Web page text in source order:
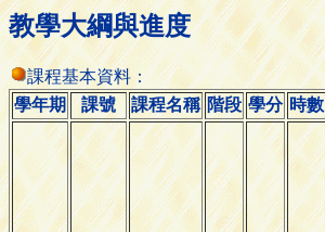
教學大綱與進度
課程基本資料：
學年期
課號 課程名稱 階段 學分 時數